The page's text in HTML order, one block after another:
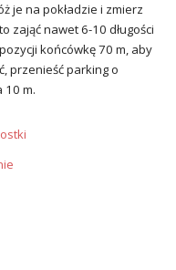
je na pokładzie i zmierz
zająć nawet 6-10 długości
końcówkę 70 m, aby
przenieść parking o
10 m.